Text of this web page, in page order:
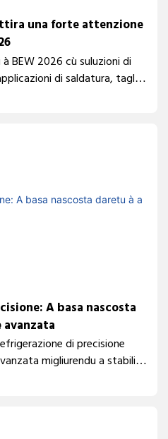
una forte attenzione
BEW 2026 cù suluzioni di
di saldatura, taglio
integrati, muntati in rack è
A basa nascosta
di precisione
migliurendu a stabilità
di u prucessu è